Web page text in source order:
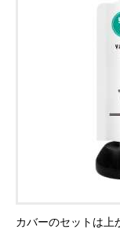
カバーのセットは上